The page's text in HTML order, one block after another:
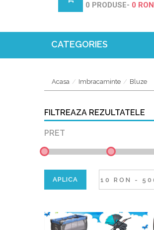
0 PRODUSE- 0 RON
Acasa Imbracaminte Bluze
FILTREAZA REZULTATELE
PRET